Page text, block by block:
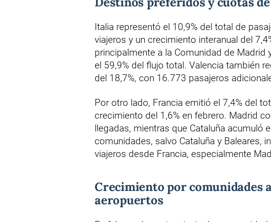
Italia representó el 10,9% del total de
viajeros y un crecimiento interanual del
principalmente a la Comunidad de Madrid
el 59,9% del flujo total. Valencia también
del 18,7%, con 16.773 pasajeros
Por otro lado, Francia emitió el 7,4% del
crecimiento del 1,6% en febrero. Madrid
llegadas, mientras que Cataluña acumuló
comunidades, salvo Cataluña y Baleares,
viajeros desde Francia, especialmente
Crecimiento por comunidades
aeropuertos